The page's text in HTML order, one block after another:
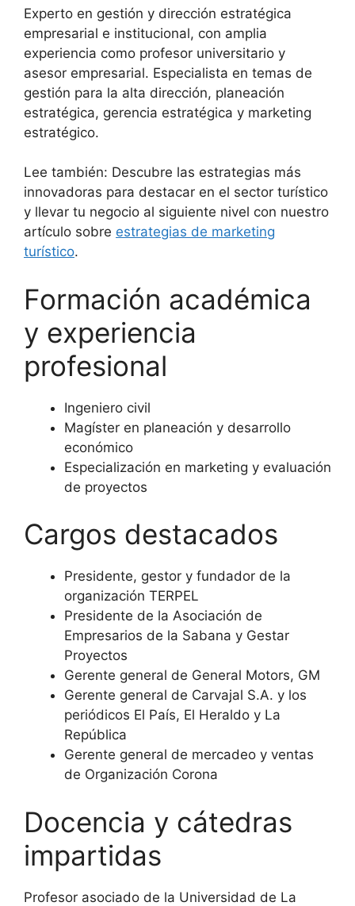
Experto en gestión y dirección estratégica
empresarial e institucional, con amplia
experiencia como profesor universitario y
asesor empresarial. Especialista en temas de
gestión para la alta dirección, planeación
estratégica, gerencia estratégica y marketing
estratégico.
Lee también: Descubre las estrategias más
innovadoras para destacar en el sector turístico
y llevar tu negocio al siguiente nivel con nuestro
artículo sobre estrategias de marketing
turístico.
Formación académica
y experiencia
profesional
Ingeniero civil
Magíster en planeación y desarrollo
económico
Especialización en marketing y evaluación
de proyectos
Cargos destacados
Presidente, gestor y fundador de la
organización TERPEL
Presidente de la Asociación de
Empresarios de la Sabana y Gestar
Proyectos
Gerente general de General Motors, GM
Gerente general de Carvajal S.A. y los
periódicos El País, El Heraldo y La
República
Gerente general de mercadeo y ventas
de Organización Corona
Docencia y cátedras
impartidas
Profesor asociado de la Universidad de La